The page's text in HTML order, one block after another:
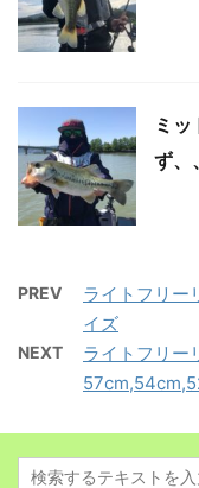
ミ
ず、、
PREV
ライトフリー
イズ
NEXT
ライトフリ